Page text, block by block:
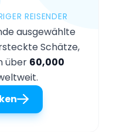
REISENDER
ausgewählte
Schätze,
über 60,000